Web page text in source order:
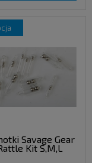
Savage Gear
Kit S,M,L